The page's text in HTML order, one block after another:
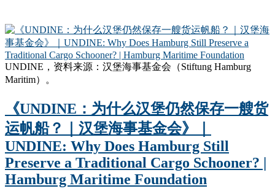
UNDINE，资料来源：汉堡海事基金会（Stiftung Hamburg
Maritim）。
《UNDINE：为什么汉堡仍然保存一艘货
运帆船？｜汉堡海事基金会》｜
UNDINE: Why Does Hamburg Still
Preserve a Traditional Cargo Schooner? |
Hamburg Maritime Foundation